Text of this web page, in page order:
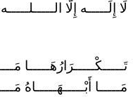
لَا إِلَـــــه إِلَّا الـــــلـــــه
تَـــــكْـــــرَارُهَـــــا
مَـــــا أَبْـــــهَـــــاهُ